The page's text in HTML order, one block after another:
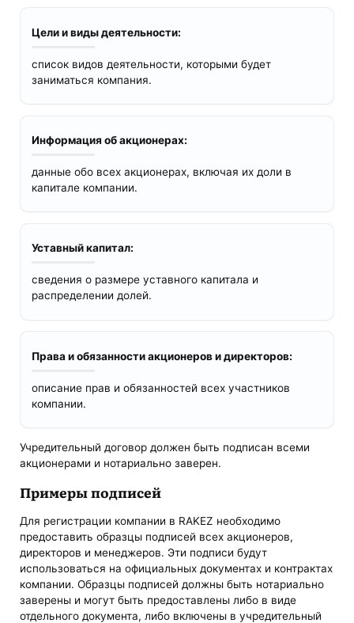
Цели и виды деятельности:
список видов деятельности, которыми будет
заниматься компания.
Информация об акционерах:
данные обо всех акционерах, включая их доли в
капитале компании.
Уставный капитал:
сведения о размере уставного капитала и
распределении долей.
Права и обязанности акционеров и директоров:
описание прав и обязанностей всех участников
компании.
Учредительный договор должен быть подписан всеми
акционерами и нотариально заверен.
Примеры подписей
Для регистрации компании в RAKEZ необходимо
предоставить образцы подписей всех акционеров,
директоров и менеджеров. Эти подписи будут
использоваться на официальных документах и контрактах
компании. Образцы подписей должны быть нотариально
заверены и могут быть предоставлены либо в виде
отдельного документа, либо включены в учредительный